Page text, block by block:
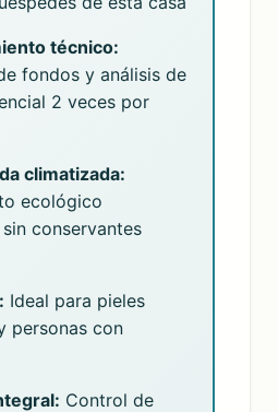
técnico:
fondos y análisis de
2 veces por
climatizada:
ecológico
conservantes
Ideal para pieles
personas con
Control de